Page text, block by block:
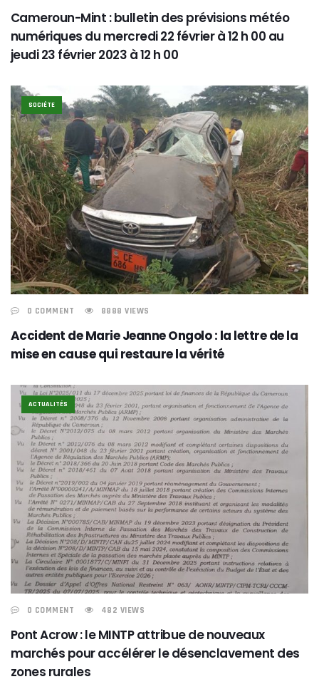
Cameroun-Mint : bulletin des prévisions météo
numériques du mercredi 22 février à 12 h 00 au
jeudi 23 février 2023 à 12 h 00
SOCIÉTE
0 COMMENT 8888 VIEWS
Accident de Marie Jeanne Ongolo : la lettre de la
mise en cause qui restaure la vérité
ACTUALITÉS
0 COMMENT 482 VIEWS
Pont Acrow : le MINTP attribue de nouveaux
marchés pour accélérer le désenclavement des
zones rurales